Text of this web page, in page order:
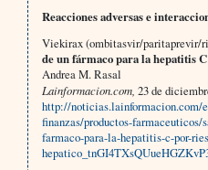
Reacciones adversas e
Viekirax (ombitasvir/paritaprevir/
de un fármaco para la hepatitis
Andrea M. Rasal
Lainformacion.com, 23 de
http://noticias.lainformacion.com/
finanzas/productos-
farmaco-para-la-hepatitis-c-por-